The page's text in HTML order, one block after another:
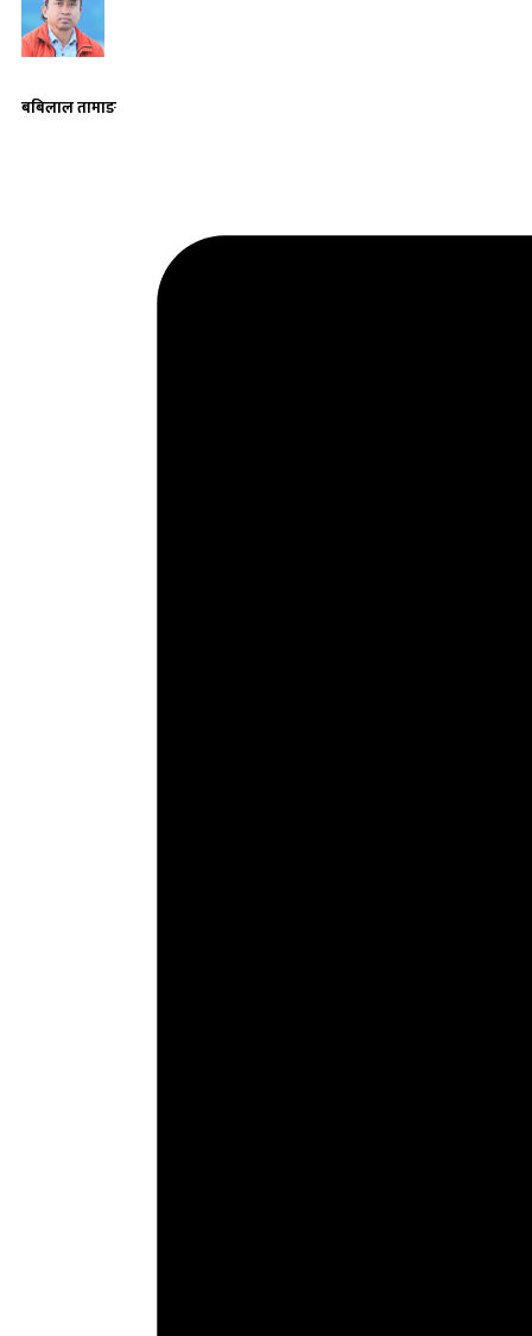
बबिलाल तामाङ